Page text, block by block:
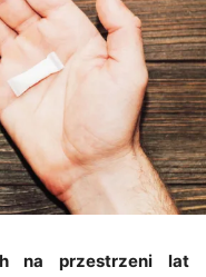
na przestrzeni lat